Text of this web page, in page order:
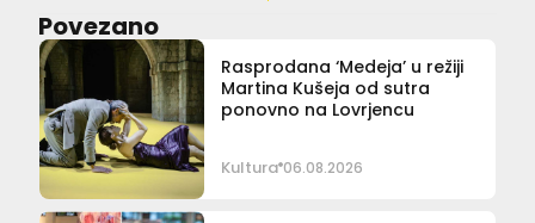
Povezano
Rasprodana ‘Medeja’ u režiji
Martina Kušeja od sutra
ponovno na Lovrjencu
Kultura 06.08.2026